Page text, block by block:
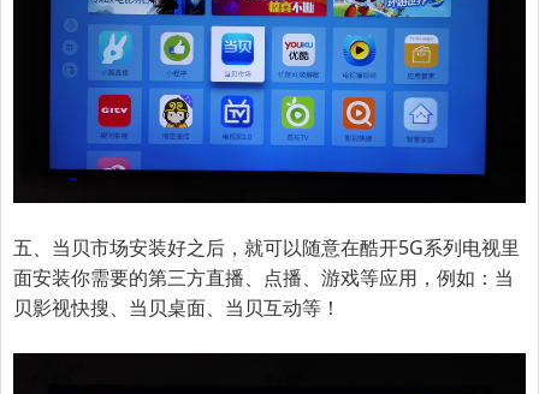
五、当贝市场安装好之后，就可以随意在酷开5G系列电视里
面安装你需要的第三方直播、点播、游戏等应用，例如：当
贝影视快搜、当贝桌面、当贝互动等！